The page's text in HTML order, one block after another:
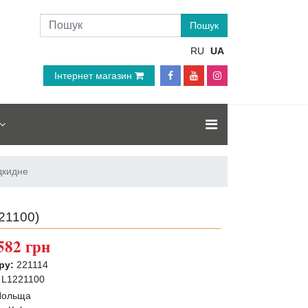
RU UA
Інтернет магазин
)
грн
221114
L1221100